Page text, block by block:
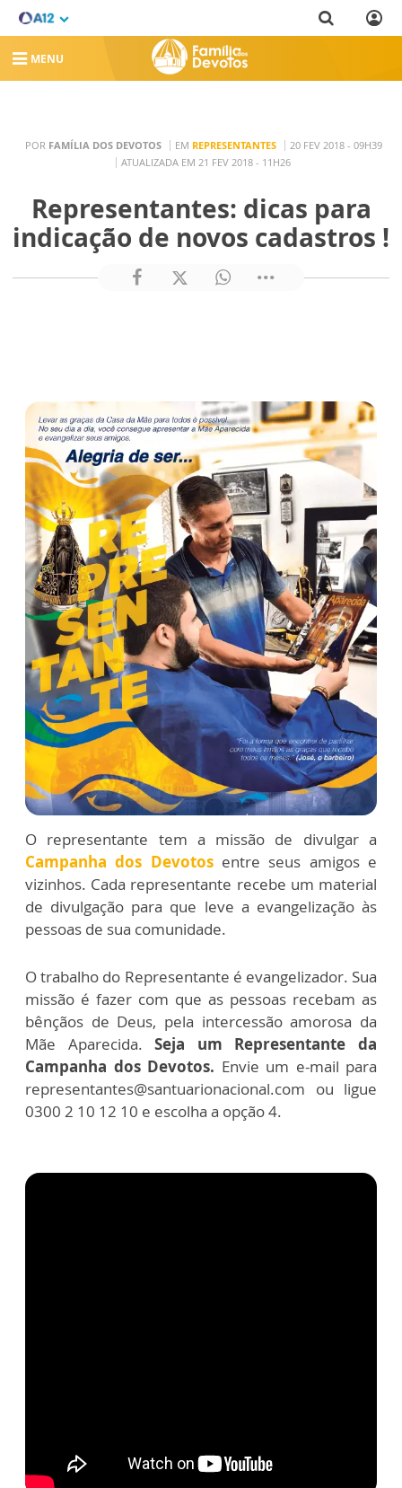
MENU
POR FAMÍLIA DOS DEVOTOS EM REPRESENTANTES
20 FEV 2018 - 09H39
ATUALIZADA EM 21 FEV 2018 - 11H26
Representantes: dicas para
indicação de novos cadastros !
O representante tem a missão de divulgar a
Campanha dos Devotosentre seus amigos e
vizinhos. Cada representante recebe um material
de divulgação para que leve a evangelização às
pessoas de sua comunidade.
O trabalho do Representante é evangelizador. Sua
missão é fazer com que as pessoas recebam as
bênçãos de Deus, pela intercessão amorosa da
Mãe Aparecida.Seja um Representante da
Campanha dos Devotos. Envie um e-mail para
representantes@santuarionacional.com ou ligue
0300 2 10 12 10 e escolha a opção 4.